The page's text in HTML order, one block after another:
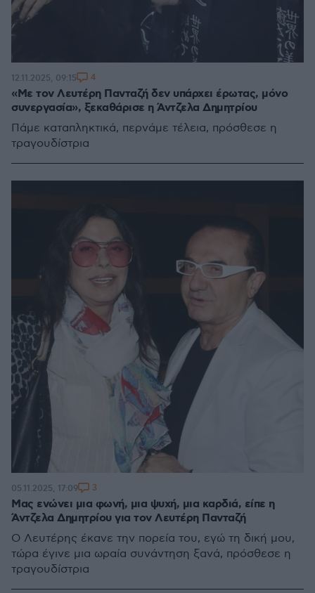
«Με τον Λευτέρη Πανταζή δεν υπάρχει έρωτας, μόνο
συνεργασία», ξεκαθάρισε η Άντζελα Δημητρίου
Πάμε καταπληκτικά, περνάμε τέλεια, πρόσθεσε η
τραγουδίστρια
12.11.2025, 09:15 4
Μας ενώνει μια φωνή, μια ψυχή, μια καρδιά, είπε η
Άντζελα Δημητρίου για τον Λευτέρη Πανταζή
Ο Λευτέρης έκανε την πορεία του, εγώ τη δική μου,
τώρα έγινε μια ωραία συνάντηση ξανά, πρόσθεσε η
τραγουδίστρια
05.11.2025, 17:09 3